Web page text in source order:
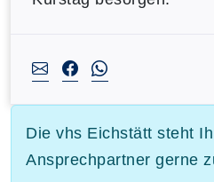
Die vhs Eichstätt steht
Ansprechpartner gerne